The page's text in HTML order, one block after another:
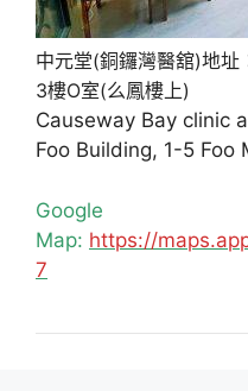
中元堂(銅鑼灣醫舘)地
3樓O室(么鳳樓上)
Causeway Bay clinic
Foo Building, 1-5 Foo
Google
Map: https://
7